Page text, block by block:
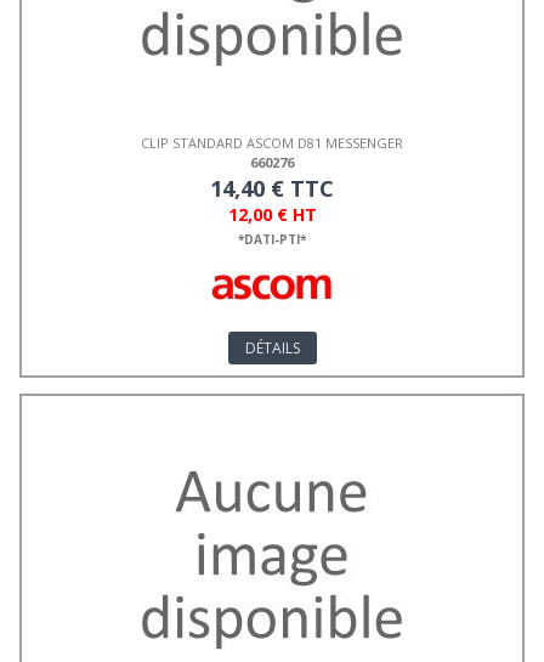
CLIP STANDARD ASCOM D81 MESSENGER
660276
14,40 € TTC
12,00 € HT
*DATI-PTI*
DÉTAILS